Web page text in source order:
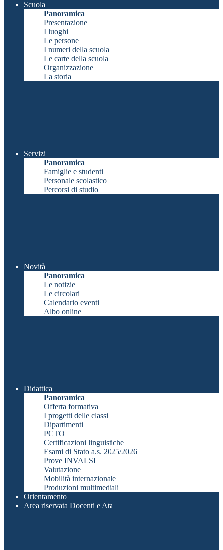
Scuola
Panoramica
Presentazione
I luoghi
Le persone
I numeri della scuola
Le carte della scuola
Organizzazione
La storia
Servizi
Panoramica
Famiglie e studenti
Personale scolastico
Percorsi di studio
Novità
Panoramica
Le notizie
Le circolari
Calendario eventi
Albo online
Didattica
Panoramica
Offerta formativa
I progetti delle classi
Dipartimenti
PCTO
Certificazioni linguistiche
Esami di Stato a.s. 2025/2026
Prove INVALSI
Valutazione
Mobilità internazionale
Produzioni multimediali
Orientamento
Area riservata Docenti e Ata